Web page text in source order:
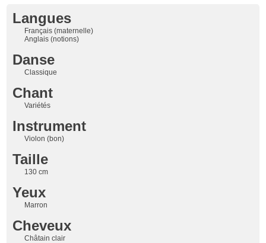
Langues
Français (maternelle)
Anglais (notions)
Danse
Classique
Chant
Variétés
Instrument
Violon (bon)
Taille
130 cm
Yeux
Marron
Cheveux
Châtain clair